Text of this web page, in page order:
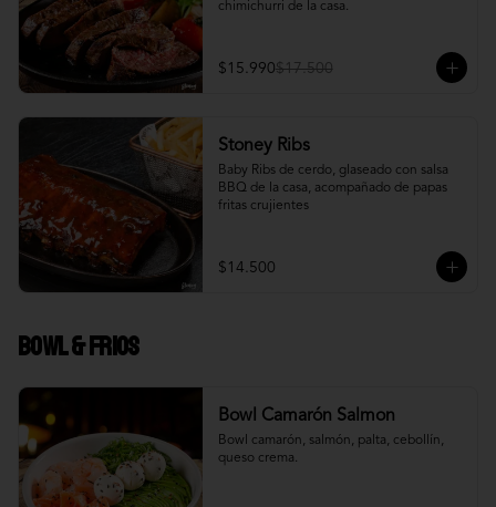
chimichurri de la casa.
$15.990$17.500
Stoney Ribs
Baby Ribs de cerdo, glaseado con salsa
BBQ de la casa, acompañado de papas
fritas crujientes
$14.500
Bowl & frios
Bowl Camarón Salmon
Bowl camarón, salmón, palta, cebollín,
queso crema.